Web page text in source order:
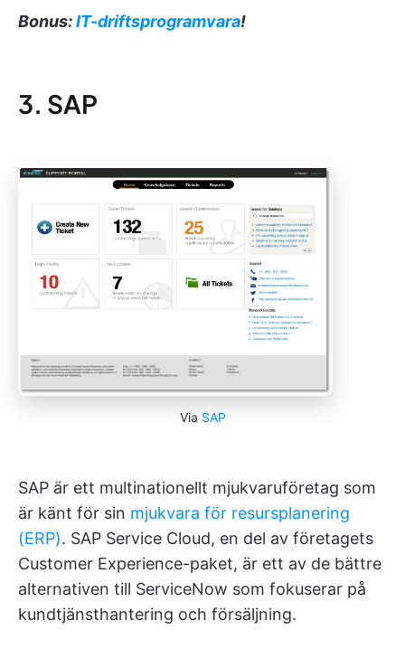
Bonus:IT-driftsprogramvara!
3. SAP
Via SAP
SAP är ett multinationellt mjukvaruföretag som
är känt för sin mjukvara för resursplanering
(ERP). SAP Service Cloud, en del av företagets
Customer Experience-paket, är ett av de bättre
alternativen till ServiceNow som fokuserar på
kundtjänsthantering och försäljning.